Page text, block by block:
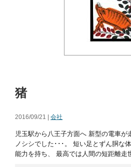
猪
2016/09/21 | 会社
児玉駅から八王子方面へ 新型の電車が
ノシシでした･･･。 短い足とずん胴な
能力を持ち、 最高では人間の短距離走